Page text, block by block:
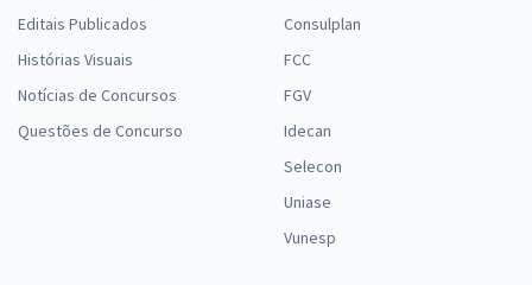
Editais Publicados
Histórias Visuais
Notícias de Concursos
Questões de Concurso
Consulplan
FCC
FGV
Idecan
Selecon
Uniase
Vunesp